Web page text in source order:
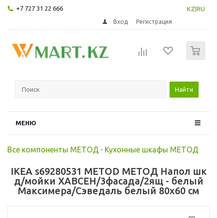
+7 727 31 22 666 KZ RU
Вход Регистрация
Найти
МЕНЮ
Все компоненты МЕТОД - Кухонные шкафы МЕТОД
IKEA s69280531 METOD МЕТОД Напол шк
д/мойки ХАВСЕН/3фасада/2ящ - белый
Максимера/Сэведаль белый 80x60 см